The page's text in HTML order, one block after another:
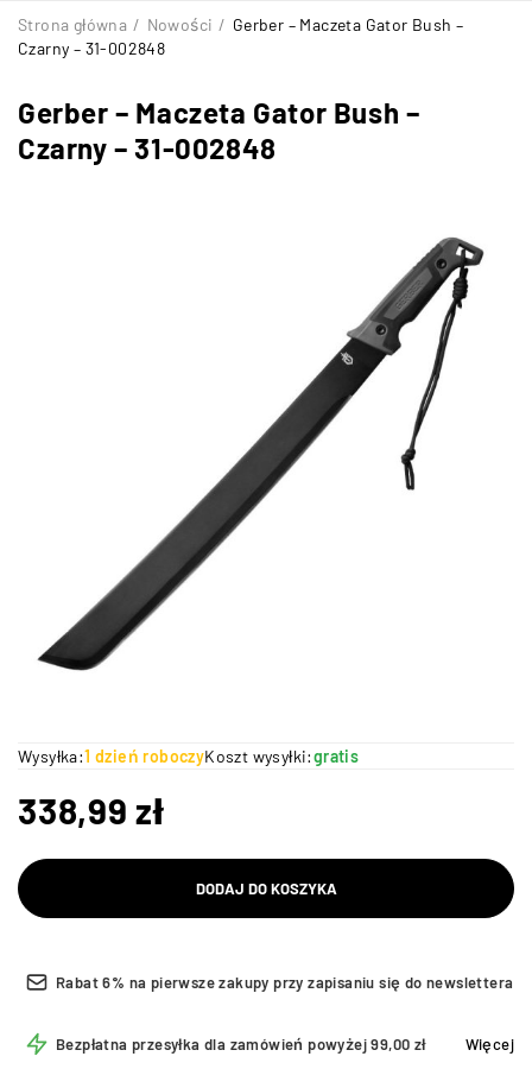
Gerber – Maczeta Gator Bush –
Czarny – 31-002848
Strona główna / Nowości / Gerber – Maczeta Gator Bush –
Czarny – 31-002848
Wysyłka:1 dzień roboczyKoszt wysyłki:gratis
338,99zł
DODAJ DO KOSZYKA
Rabat 6% na pierwsze zakupy przy zapisaniu się do newslettera
Bezpłatna przesyłka dla zamówień powyżej 99,00 zł Więcej